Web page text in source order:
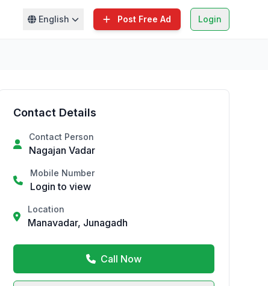
English Post Free Ad Login
Contact Details
Contact Person
Nagajan Vadar
Mobile Number
Login to view
Location
Manavadar, Junagadh
Call Now